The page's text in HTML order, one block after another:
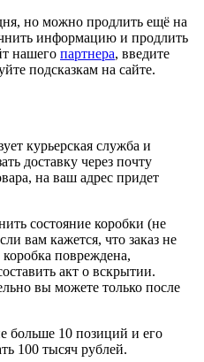
но можно продлить ещё на
информацию и продлить
нашего партнера, введите
подсказкам на сайте.
курьерская служба и
доставку через почту
на ваш адрес придет
состояние коробки (не
вам кажется, что заказ не
коробка повреждена,
акт о вскрытии.
вы можете только после
больше 10 позиций и его
100 тысяч рублей.